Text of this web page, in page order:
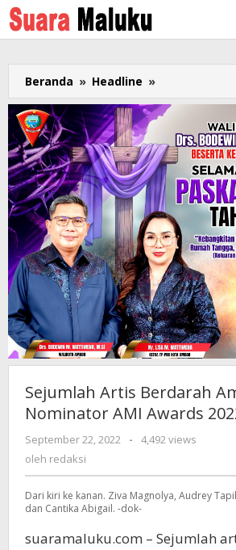
Lewati
ke
konten
Beranda » Headline »
Artis
Berdarah
Ambon
Jadi
Nominator
AMI
Awards
2022
Sejumlah Artis Berdarah
Nominator AMI Awards
September 22, 2022
oleh
-
4,492 views
oleh redaksi
Dari kiri ke kanan. Ziva Magnolya, Audrey
dan Cantika Abigail. -dok-
suaramaluku.com – Sejumlah